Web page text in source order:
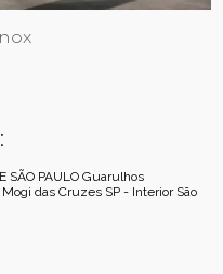
SÃO PAULO Guarulhos
Mogi das Cruzes SP - Interior São